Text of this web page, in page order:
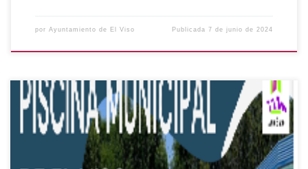
por Ayuntamiento de El Viso Publicada7 de junio de 2024
Durante los meses de julio y agosto se van a desarrollar
las siguientes actividades en la Piscina Municipal, las
inscripciones se harán en el ayuntamiento e irán